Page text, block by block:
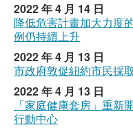
2022 年 4 月 14 日
降低危害計畫加大力度
例仍持續上升
2022 年 4 月 13 日
市政府敦促紐約市民採
2022 年 4 月 13 日
「家庭健康套房」重新
行動中心